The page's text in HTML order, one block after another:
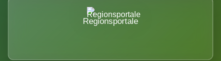
Regionsportale